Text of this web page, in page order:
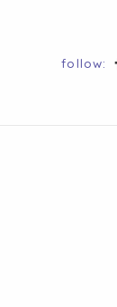
follow: